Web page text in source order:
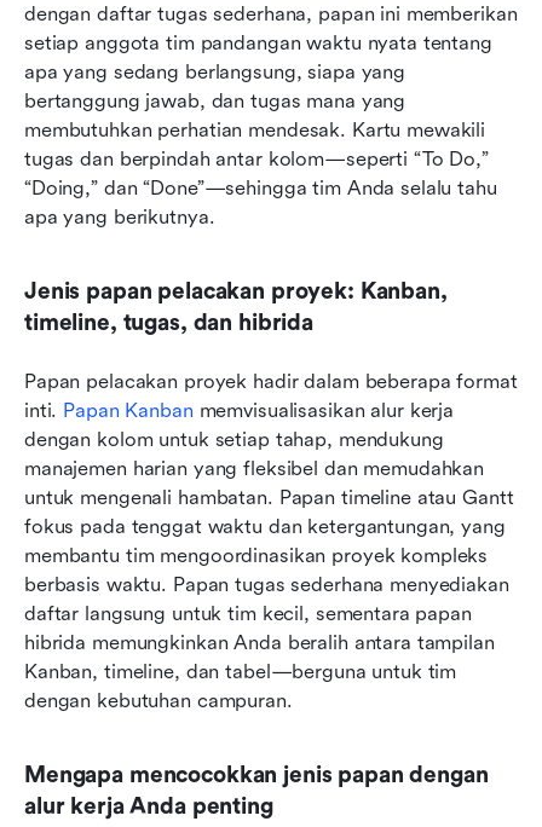
dengan daftar tugas sederhana, papan ini memberikan
setiap anggota tim pandangan waktu nyata tentang
apa yang sedang berlangsung, siapa yang
bertanggung jawab, dan tugas mana yang
membutuhkan perhatian mendesak. Kartu mewakili
tugas dan berpindah antar kolom—seperti “To Do,”
“Doing,” dan “Done”—sehingga tim Anda selalu tahu
apa yang berikutnya.
Jenis papan pelacakan proyek: Kanban,
timeline, tugas, dan hibrida
Papan pelacakan proyek hadir dalam beberapa format
inti. Papan Kanban memvisualisasikan alur kerja
dengan kolom untuk setiap tahap, mendukung
manajemen harian yang fleksibel dan memudahkan
untuk mengenali hambatan. Papan timeline atau Gantt
fokus pada tenggat waktu dan ketergantungan, yang
membantu tim mengoordinasikan proyek kompleks
berbasis waktu. Papan tugas sederhana menyediakan
daftar langsung untuk tim kecil, sementara papan
hibrida memungkinkan Anda beralih antara tampilan
Kanban, timeline, dan tabel—berguna untuk tim
dengan kebutuhan campuran.
Mengapa mencocokkan jenis papan dengan
alur kerja Anda penting